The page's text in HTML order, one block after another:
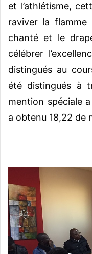
et l’athlétisme,
raviver la
chanté et le
célébrer
distingués au
été distingués à
mention spéciale
a obtenu 18,22 de